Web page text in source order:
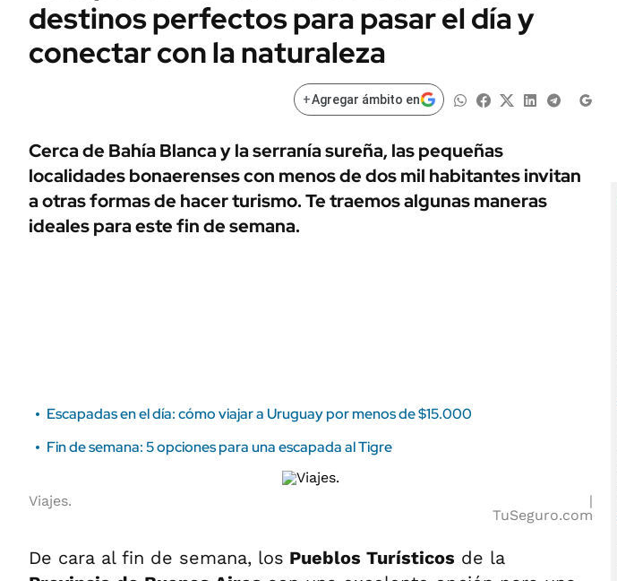
FINANZAS
Dólar
ENERGY REPORT
POLÍTICA
URUGUAY
INFORMACIÓN GENERAL
AUTOS
destinos perfectos para pasar el día y
conectar con la naturaleza
+Agregar ámbito en
Cerca de Bahía Blanca y la serranía sureña, las pequeñas
localidades bonaerenses con menos de dos mil habitantes invitan
a otras formas de hacer turismo. Te traemos algunas maneras
ideales para este fin de semana.
Escapadas en el día: cómo viajar a Uruguay por menos de $15.000
Fin de semana: 5 opciones para una escapada al Tigre
Viajes.
TuSeguro.com
De cara al fin de semana, los Pueblos Turísticos de la